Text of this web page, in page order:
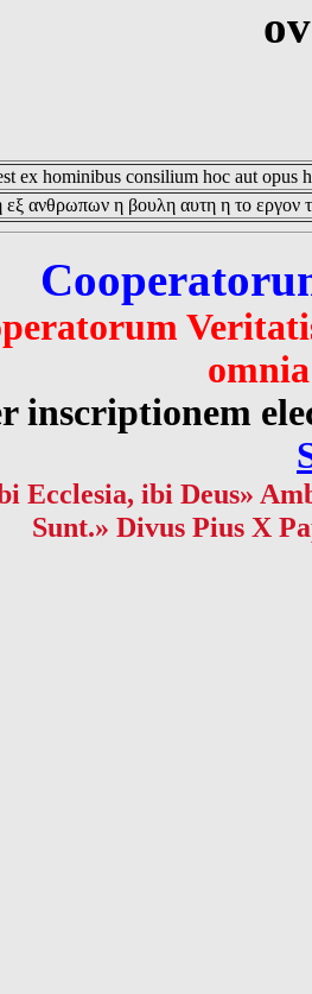
ex hominibus consilium hoc aut opus
εξ ανθρωπων η βουλη αυτη η το εργον
inscriptionem
Ecclesia, ibi Deus»
Sunt.» Divus Pius X